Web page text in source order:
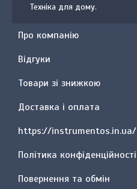
Техніка для дому.
Про компанію
Відгуки
Товари зі знижкою
Доставка і оплата
https://instrumentos.in.ua/
Політика конфіденційності
Повернення та обмін